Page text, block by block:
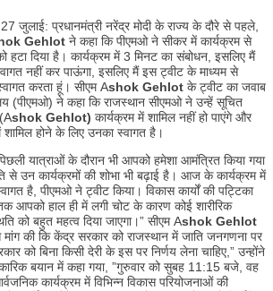
जुलाई: प्रधानमंत्री नरेंद्र मोदी के राज्य के दौरे से पहले,
Gehlot ने कहा कि पीएमओ ने सीकर में कार्यक्रम से
हटा दिया है। कार्यक्रम में 3 मिनट का संबोधन, इसलिए मैं
नहीं कर पाऊंगा, इसलिए मैं इस ट्वीट के माध्यम से
करता हूं। सीएम Ashok Gehlot के ट्वीट का जवाब
(पीएमओ) ने कहा कि राजस्थान सीएमओ ने उन्हें सूचित
shok Gehlot) कार्यक्रम में शामिल नहीं हो पाएंगे और
होने के लिए उनका स्वागत है।
यात्राओं के दौरान भी आपको हमेशा आमंत्रित किया गया
उन कार्यक्रमों की शोभा भी बढ़ाई है। आज के कार्यक्रम में
है, पीएमओ ने ट्वीट किया। विकास कार्यों की पट्टिका
आपको हाल ही में लगी चोट के कारण कोई शारीरिक
को बहुत महत्व दिया जाएगा।” सीएम Ashok Gehlot
मांग की कि केंद्र सरकार को राजस्थान में जाति जनगणना पर
को बिना किसी देरी के इस पर निर्णय लेना चाहिए,” उन्होंने
बयान में कहा गया, ”गुरुवार को सुबह 11:15 बजे, वह
कार्यक्रम में विभिन्न विकास परियोजनाओं की